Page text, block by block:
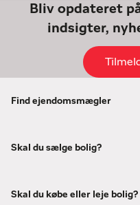
Bliv opdateret
indsigter,
Find ejendomsmægler
Skal du sælge bolig?
Skal du købe eller leje bolig?